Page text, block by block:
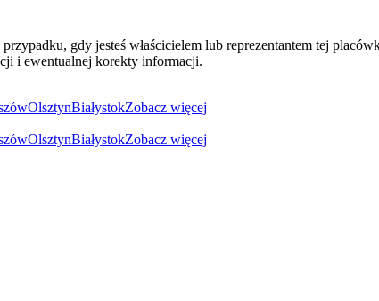
gdy jesteś właścicielem lub reprezentantem tej
i ewentualnej korekty informacji.
OlsztynBiałystokZobacz więcej
OlsztynBiałystokZobacz więcej